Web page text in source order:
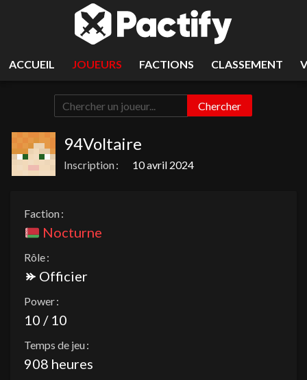
ACCUEIL JOUEURS FACTIONS CLASSEMENT
Chercher
94Voltaire
Inscription : 10 avril 2024
Faction :
Nocturne
Rôle :
Officier
Power :
10 / 10
Temps de jeu :
908 heures